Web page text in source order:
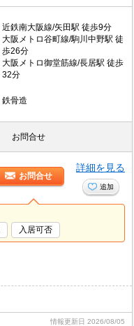
近鉄南大阪線/矢田駅 徒歩9分
大阪メトロ谷町線/駒川中野駅 徒
歩26分
大阪メトロ御堂筋線/長居駅 徒歩
32分
鉄骨造
お問合せ
お問合せ
詳細を見る
追加
入居可否
情報更新日 2026/08/05